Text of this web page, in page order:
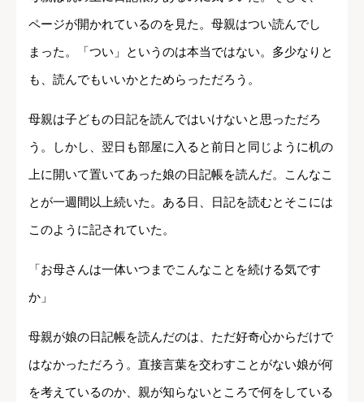
ページが開かれているのを見た。母親はつい読んでし
まった。「つい」というのは本当ではない。多少なりと
も、読んでもいいかとためらっただろう。
母親は子どもの日記を読んではいけないと思っただろ
う。しかし、翌日も部屋に入ると前日と同じように机の
上に開いて置いてあった娘の日記帳を読んだ。こんなこ
とが一週間以上続いた。ある日、日記を読むとそこには
このように記されていた。
「お母さんは一体いつまでこんなことを続ける気です
か」
母親が娘の日記帳を読んだのは、ただ好奇心からだけで
はなかっただろう。直接言葉を交わすことがない娘が何
を考えているのか、親が知らないところで何をしている